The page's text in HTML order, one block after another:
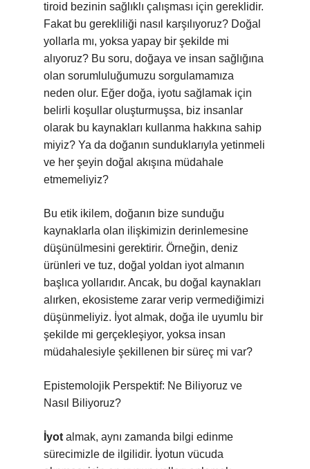
tiroid bezinin sağlıklı çalışması için gereklidir.
Fakat bu gerekliliği nasıl karşılıyoruz? Doğal
yollarla mı, yoksa yapay bir şekilde mi
alıyoruz? Bu soru, doğaya ve insan sağlığına
olan sorumluluğumuzu sorgulamamıza
neden olur. Eğer doğa, iyotu sağlamak için
belirli koşullar oluşturmuşsa, biz insanlar
olarak bu kaynakları kullanma hakkına sahip
miyiz? Ya da doğanın sunduklarıyla yetinmeli
ve her şeyin doğal akışına müdahale
etmemeliyiz?
Bu etik ikilem, doğanın bize sunduğu
kaynaklarla olan ilişkimizin derinlemesine
düşünülmesini gerektirir. Örneğin, deniz
ürünleri ve tuz, doğal yoldan iyot almanın
başlıca yollarıdır. Ancak, bu doğal kaynakları
alırken, ekosisteme zarar verip vermediğimizi
düşünmeliyiz. İyot almak, doğa ile uyumlu bir
şekilde mi gerçekleşiyor, yoksa insan
müdahalesiyle şekillenen bir süreç mi var?
Epistemolojik Perspektif: Ne Biliyoruz ve
Nasıl Biliyoruz?
İyot almak, aynı zamanda bilgi edinme
sürecimizle de ilgilidir. İyotun vücuda